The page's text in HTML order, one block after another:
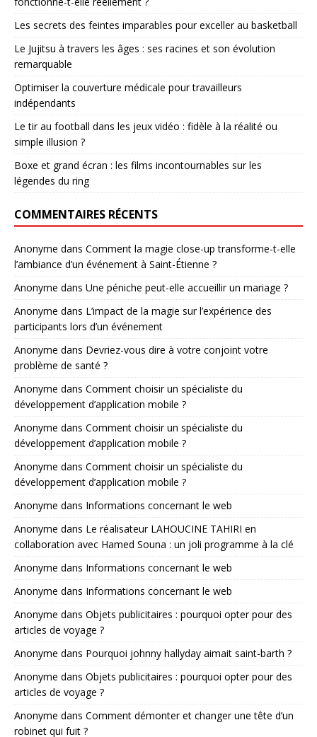
Les secrets des feintes imparables pour exceller au basketball
Le Jujitsu à travers les âges : ses racines et son évolution
remarquable
Optimiser la couverture médicale pour travailleurs
indépendants
Le tir au football dans les jeux vidéo : fidèle à la réalité ou
simple illusion ?
Boxe et grand écran : les films incontournables sur les
légendes du ring
COMMENTAIRES RÉCENTS
Anonyme dans Comment la magie close-up transforme-t-elle
l’ambiance d’un événement à Saint-Étienne ?
Anonyme dans Une péniche peut-elle accueillir un mariage ?
Anonyme dans L’impact de la magie sur l’expérience des
participants lors d’un événement
Anonyme dans Devriez-vous dire à votre conjoint votre
problème de santé ?
Anonyme dans Comment choisir un spécialiste du
développement d’application mobile ?
Anonyme dans Comment choisir un spécialiste du
développement d’application mobile ?
Anonyme dans Comment choisir un spécialiste du
développement d’application mobile ?
Anonyme dans Informations concernant le web
Anonyme dans Le réalisateur LAHOUCINE TAHIRI en
collaboration avec Hamed Souna : un joli programme à la clé
Anonyme dans Informations concernant le web
Anonyme dans Informations concernant le web
Anonyme dans Objets publicitaires : pourquoi opter pour des
articles de voyage ?
Anonyme dans Pourquoi johnny hallyday aimait saint-barth ?
Anonyme dans Objets publicitaires : pourquoi opter pour des
articles de voyage ?
Anonyme dans Comment démonter et changer une tête d’un
robinet qui fuit ?